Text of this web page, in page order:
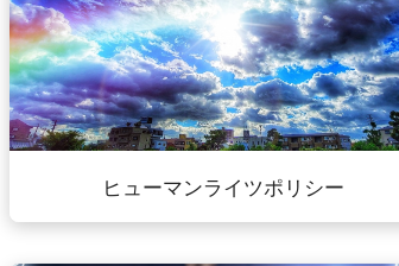
ヒューマンライツポリシー